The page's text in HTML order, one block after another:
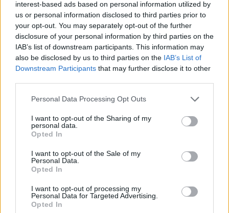
interest-based ads based on personal information utilized by
us or personal information disclosed to third parties prior to
your opt-out. You may separately opt-out of the further
disclosure of your personal information by third parties on the
IAB’s list of downstream participants. This information may
also be disclosed by us to third parties on the IAB’s List of
Downstream Participants that may further disclose it to other
Personal Data Processing Opt Outs
I want to opt-out of the Sharing of my
personal data.
Opted In
I want to opt-out of the Sale of my
Personal Data.
Opted In
I want to opt-out of processing my
Personal Data for Targeted Advertising.
Opted In
e-cars.hu
Elektromosan közlekedsz, vagy a váltáson töprengsz?
Érdekelnek a legfrissebb hírek az e-autók világából, vagy
foglalkoztatnak a legújabb fejlesztések az elektromosság és a
fenntarthatóság területén? Akkor jó helyen jársz!
Elektromos
Roadster